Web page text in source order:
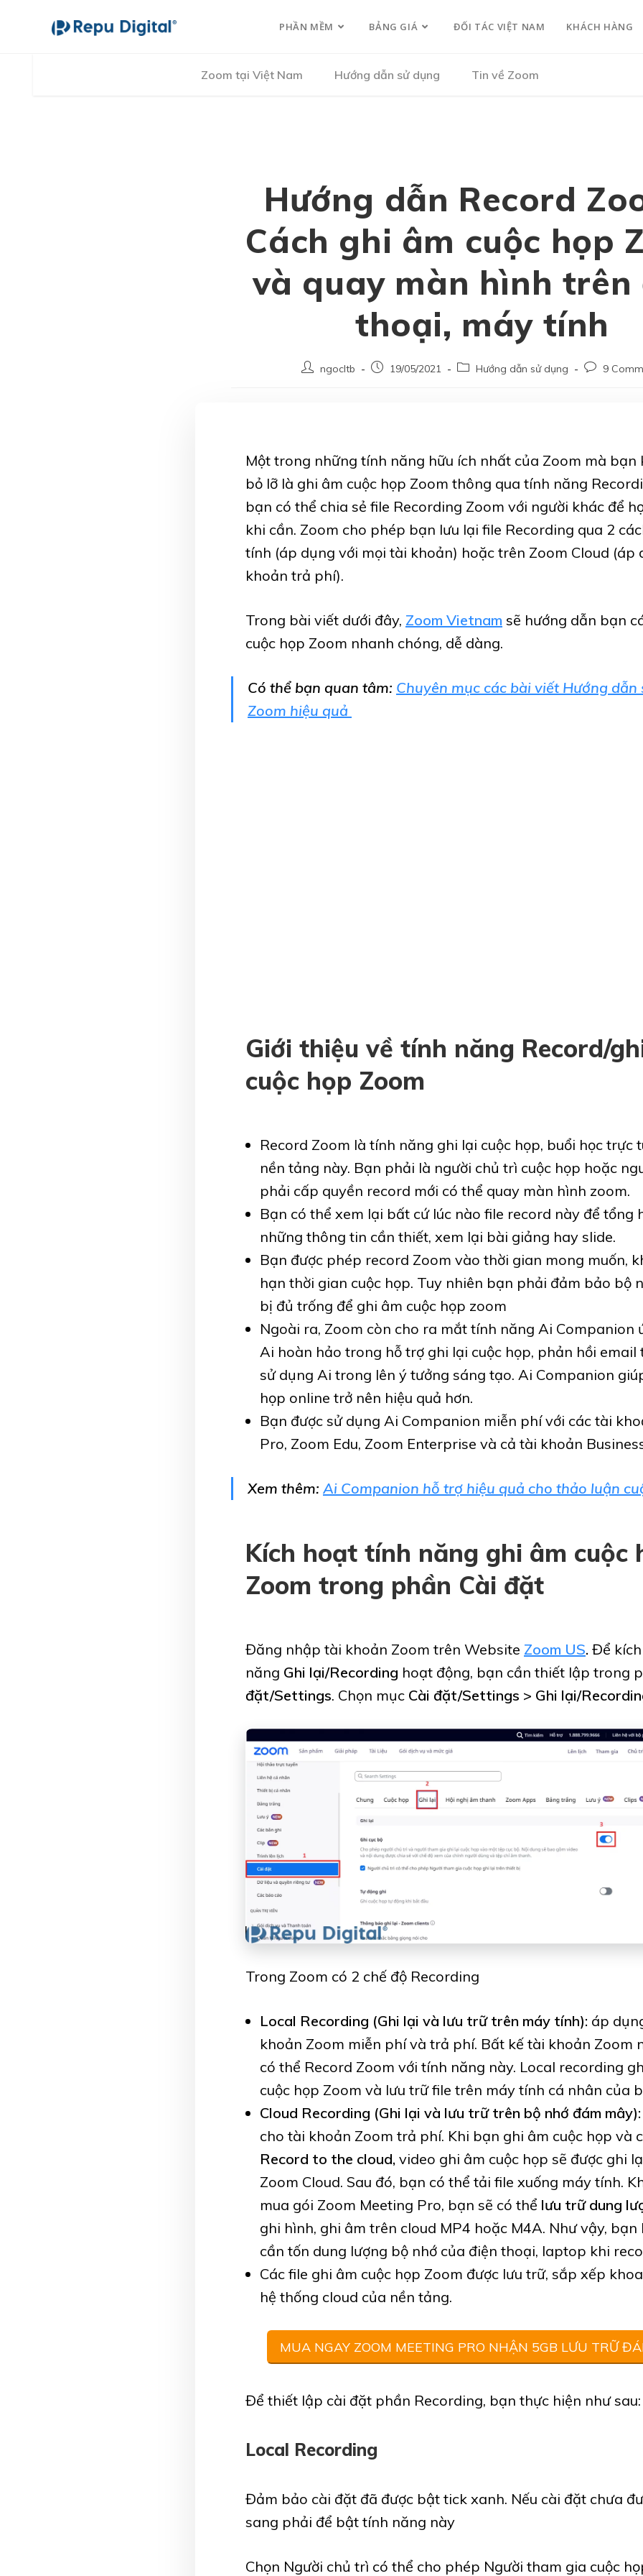
PHẦN MỀM BẢNG GIÁ ĐỐI TÁC VIỆT NAM KHÁCH HÀNG
Zoom tại Việt Nam Hướng dẫn sử dụng Tin về Zoom
Hướng dẫn Record
Cách ghi âm cuộc họp
và quay màn hình trên
thoại, máy tính
ngocltb 19/05/2021 Hướng dẫn sử dụng 9
Một trong những tính năng hữu ích nhất của Zoom mà bạn
bỏ lỡ là ghi âm cuộc họp Zoom thông qua tính năng
bạn có thể chia sẻ file Recording Zoom với người khác để
khi cần. Zoom cho phép bạn lưu lại file Recording qua 2
tính (áp dụng với mọi tài khoản) hoặc trên Zoom Cloud (áp
khoản trả phí).
Trong bài viết dưới đây, Zoom Vietnam sẽ hướng dẫn bạn
cuộc họp Zoom nhanh chóng, dễ dàng.
Có thể bạn quan tâm: Chuyên mục các bài viết Hướng dẫn
Zoom hiệu quả
Giới thiệu về tính năng Record/
cuộc họp Zoom
Record Zoom là tính năng ghi lại cuộc họp, buổi học trực
nền tảng này. Bạn phải là người chủ trì cuộc họp hoặc
phải cấp quyền record mới có thể quay màn hình zoom.
Bạn có thể xem lại bất cứ lúc nào file record này để tổng
những thông tin cần thiết, xem lại bài giảng hay slide.
Bạn được phép record Zoom vào thời gian mong muốn,
hạn thời gian cuộc họp. Tuy nhiên bạn phải đảm bảo bộ
bị đủ trống để ghi âm cuộc họp zoom
Ngoài ra, Zoom còn cho ra mắt tính năng Ai Companion
Ai hoàn hảo trong hỗ trợ ghi lại cuộc họp, phản hồi email
sử dụng Ai trong lên ý tưởng sáng tạo. Ai Companion
họp online trở nên hiệu quả hơn.
Bạn được sử dụng Ai Companion miễn phí với các tài
Pro, Zoom Edu, Zoom Enterprise và cả tài khoản
Xem thêm: Ai Companion hỗ trợ hiệu quả cho thảo luận
Kích hoạt tính năng ghi âm cuộc
Zoom trong phần Cài đặt
Đăng nhập tài khoản Zoom trên Website Zoom US. Để
năng Ghi lại/Recording hoạt động, bạn cần thiết lập trong
đặt/Settings. Chọn mục Cài đặt/Settings > Ghi lại/
Trong Zoom có 2 chế độ Recording
Local Recording (Ghi lại và lưu trữ trên máy tính): áp
khoản Zoom miễn phí và trả phí. Bất kế tài khoản Zoom
có thể Record Zoom với tính năng này. Local recording
cuộc họp Zoom và lưu trữ file trên máy tính cá nhân của
Cloud Recording (Ghi lại và lưu trữ trên bộ nhớ đám mây):
cho tài khoản Zoom trả phí. Khi bạn ghi âm cuộc họp và
Record to the cloud, video ghi âm cuộc họp sẽ được ghi
Zoom Cloud. Sau đó, bạn có thể tải file xuống máy tính.
mua gói Zoom Meeting Pro, bạn sẽ có thể lưu trữ dung
ghi hình, ghi âm trên cloud MP4 hoặc M4A. Như vậy, bạn
cần tốn dung lượng bộ nhớ của điện thoại, laptop khi
Các file ghi âm cuộc họp Zoom được lưu trữ, sắp xếp
hệ thống cloud của nền tảng.
MUA NGAY ZOOM MEETING PRO NHẬN 5GB LƯU TRỮ
Để thiết lập cài đặt phần Recording, bạn thực hiện như sau:
Local Recording
Đảm bảo cài đặt đã được bật tick xanh. Nếu cài đặt chưa
sang phải để bật tính năng này
Chọn Người chủ trì có thể cho phép Người tham gia cuộc